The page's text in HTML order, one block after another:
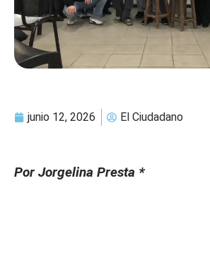
junio 12, 2026 El Ciudadano
Por Jorgelina Presta *